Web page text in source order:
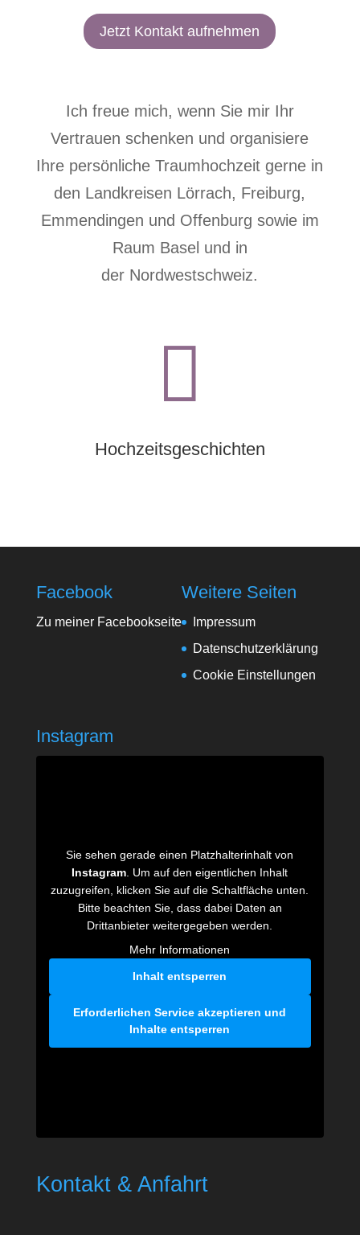
Jetzt Kontakt aufnehmen
Ich freue mich, wenn Sie mir Ihr
Vertrauen schenken und organisiere
Ihre persönliche Traumhochzeit gerne in
den Landkreisen Lörrach, Freiburg,
Emmendingen und Offenburg sowie im
Raum Basel und in
der Nordwestschweiz.

Hochzeitsgeschichten
Facebook
Zu meiner Facebookseite
Weitere Seiten
Impressum
Datenschutzerklärung
Cookie Einstellungen
Instagram
Sie sehen gerade einen Platzhalterinhalt von
Instagram . Um auf den eigentlichen Inhalt
zuzugreifen, klicken Sie auf die Schaltfläche unten.
Bitte beachten Sie, dass dabei Daten an
Drittanbieter weitergegeben werden.
Mehr Informationen
Inhalt entsperren
Erforderlichen Service akzeptieren und
Inhalte entsperren
Kontakt & Anfahrt